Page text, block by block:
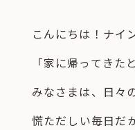
こんにちは！ナイ
「家に帰ってきた
みなさまは、日々
慌ただしい毎日だ